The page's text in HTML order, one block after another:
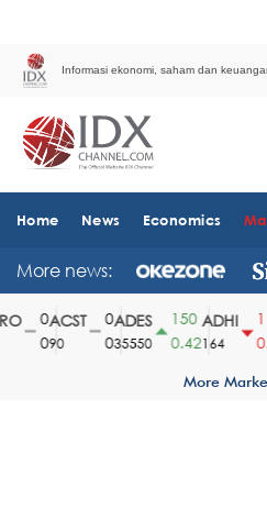
Informasi ekonomi, saham dan
Home News Economics
More news:
ACST
90
ADES
35550
150
0.42
ADHI
164
More